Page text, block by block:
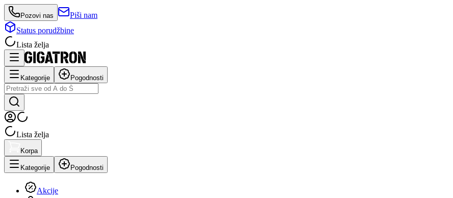
Pozovi nas
Piši nam
Status porudžbine
Lista želja
Kategorije Pogodnosti
Lista želja
Korpa
Kategorije Pogodnosti
Akcije